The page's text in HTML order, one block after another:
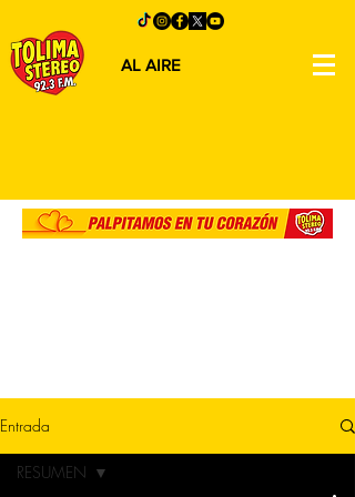
AL AIRE
Entrada
RESUMEN